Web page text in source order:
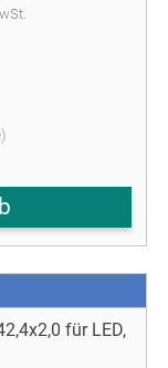
für LED,